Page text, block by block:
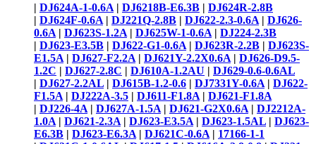
| DJ624A-1-0.6A | DJ6218B-E6.3B | DJ624R-2.8B
| DJ624F-0.6A | DJ221Q-2.8B | DJ622-2.3-0.6A | DJ626-
0.6A | DJ623S-1.2A | DJ625W-1-0.6A | DJ224-2.3B
| DJ623-E3.5B | DJ622-G1-0.6A | DJ623R-2.2B | DJ623S-
E1.5A | DJ627-F2.2A | DJ621Y-2.2X0.6A | DJ626-D9.5-
1.2C | DJ627-2.8C | DJ610A-1.2AU | DJ629-0.6-0.6AL
| DJ627-2.2AL | DJ615B-1.2-0.6 | DJ7331Y-0.6A | DJ622-
F1.5A | DJ222A-3.5 | DJ611-F1.8A | DJ621-F1.8A
| DJ226-4A | DJ627A-1.5A | DJ621-G2X0.6A | DJ2212A-
1.0A | DJ621-2.3A | DJ623-E3.5A | DJ623-1.5AL | DJ623-
E6.3B | DJ623-E6.3A | DJ621C-0.6A | 17166-1-1